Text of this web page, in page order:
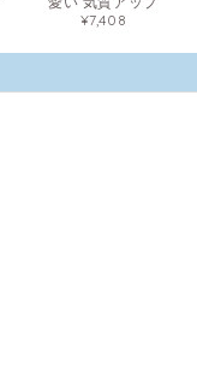
¥7,408